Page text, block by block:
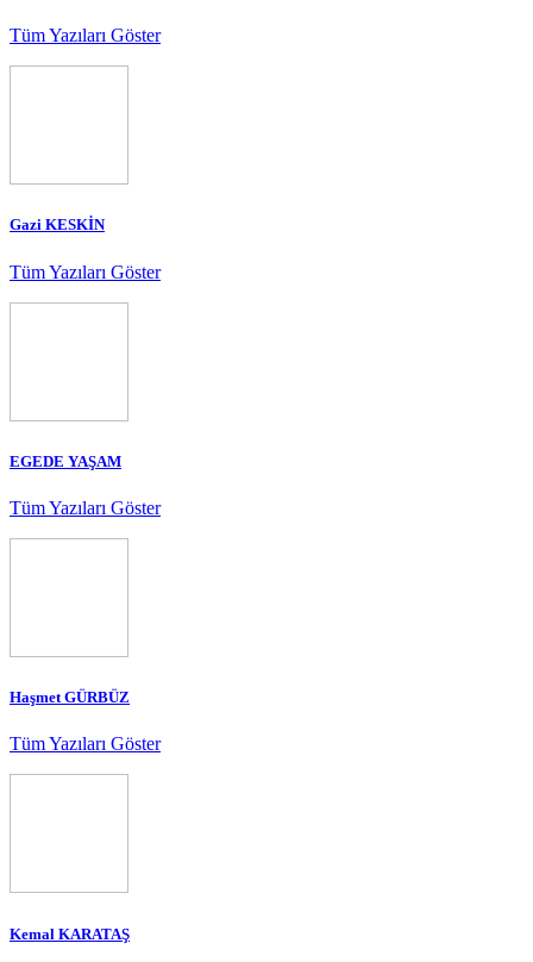
Tüm Yazıları Göster
Gazi KESKİN
Tüm Yazıları Göster
EGEDE YAŞAM
Tüm Yazıları Göster
Haşmet GÜRBÜZ
Tüm Yazıları Göster
Kemal KARATAŞ